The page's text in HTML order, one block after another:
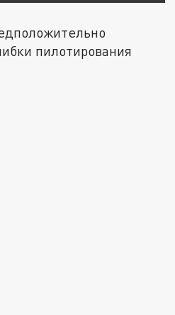
пилотирования